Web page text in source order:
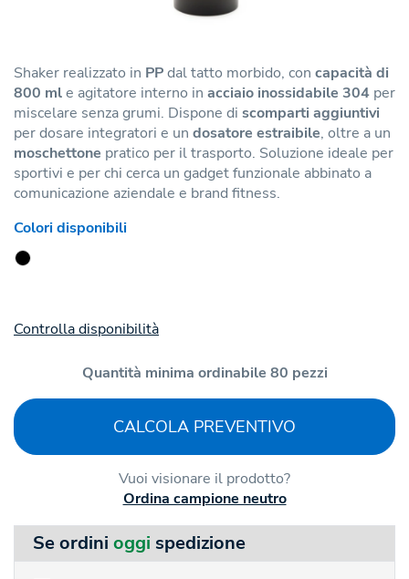
Shaker realizzato in PPdal tatto morbido, con capacità di
800 mle agitatore interno in acciaio inossidabile 304 per
miscelare senza grumi. Dispone di scomparti aggiuntivi
per dosare integratori e un dosatore estraibile, oltre a un
moschettone pratico per il trasporto. Soluzione ideale per
sportivi e per chi cerca un gadget funzionale abbinato a
comunicazione aziendale e brand fitness.
Colori disponibili
Controlla disponibilità
Quantità minima ordinabile 80 pezzi
CALCOLA PREVENTIVO
Vuoi visionare il prodotto?
Ordina campione neutro
Se ordini oggi spedizione